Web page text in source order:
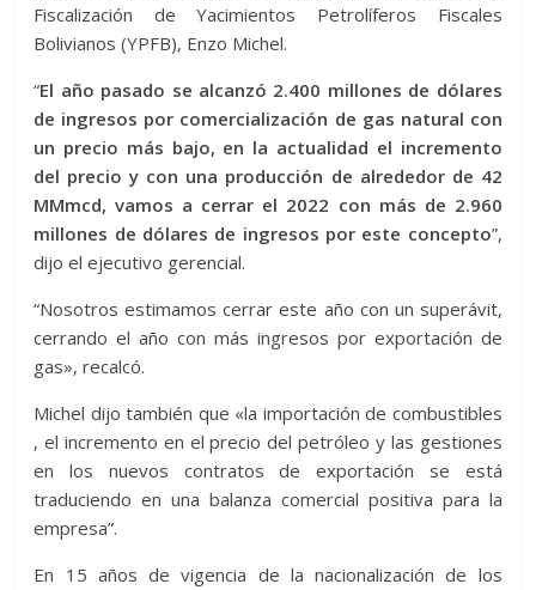
Fiscalización de Yacimientos Petrolíferos Fiscales
Bolivianos (YPFB), Enzo Michel.
“El año pasado se alcanzó 2.400 millones de dólares
de ingresos por comercialización de gas natural con
un precio más bajo, en la actualidad el incremento
del precio y con una producción de alrededor de 42
MMmcd, vamos a cerrar el 2022 con más de 2.960
millones de dólares de ingresos por este concepto”,
dijo el ejecutivo gerencial.
“Nosotros estimamos cerrar este año con un superávit,
cerrando el año con más ingresos por exportación de
gas», recalcó.
Michel dijo también que «la importación de combustibles
, el incremento en el precio del petróleo y las gestiones
en los nuevos contratos de exportación se está
traduciendo en una balanza comercial positiva para la
empresa”.
En 15 años de vigencia de la nacionalización de los